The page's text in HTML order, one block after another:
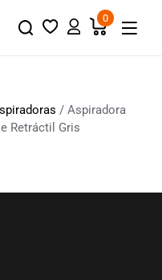
0
/ Aspiradora
Retráctil Gris